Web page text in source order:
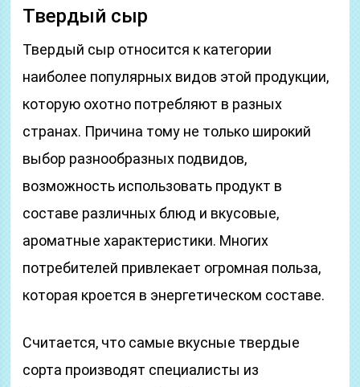
Твердый сыр
Твердый сыр относится к категории
наиболее популярных видов этой продукции,
которую охотно потребляют в разных
странах. Причина тому не только широкий
выбор разнообразных подвидов,
возможность использовать продукт в
составе различных блюд и вкусовые,
ароматные характеристики. Многих
потребителей привлекает огромная польза,
которая кроется в энергетическом составе.
Считается, что самые вкусные твердые
сорта производят специалисты из